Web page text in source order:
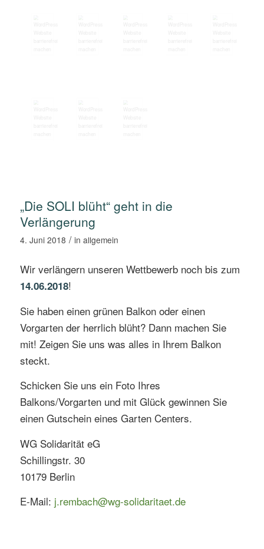
„Die SOLI blüht“ geht in die
Verlängerung
4. Juni 2018 / in allgemein
Wir verlängern unseren Wettbewerb noch bis zum
14.06.2018!
Sie haben einen grünen Balkon oder einen
Vorgarten der herrlich blüht? Dann machen Sie
mit! Zeigen Sie uns was alles in Ihrem Balkon
steckt.
Schicken Sie uns ein Foto Ihres
Balkons/Vorgarten und mit Glück gewinnen Sie
einen Gutschein eines Garten Centers.
WG Solidarität eG
Schillingstr. 30
10179 Berlin
E-Mail: j.rembach@wg-solidaritaet.de